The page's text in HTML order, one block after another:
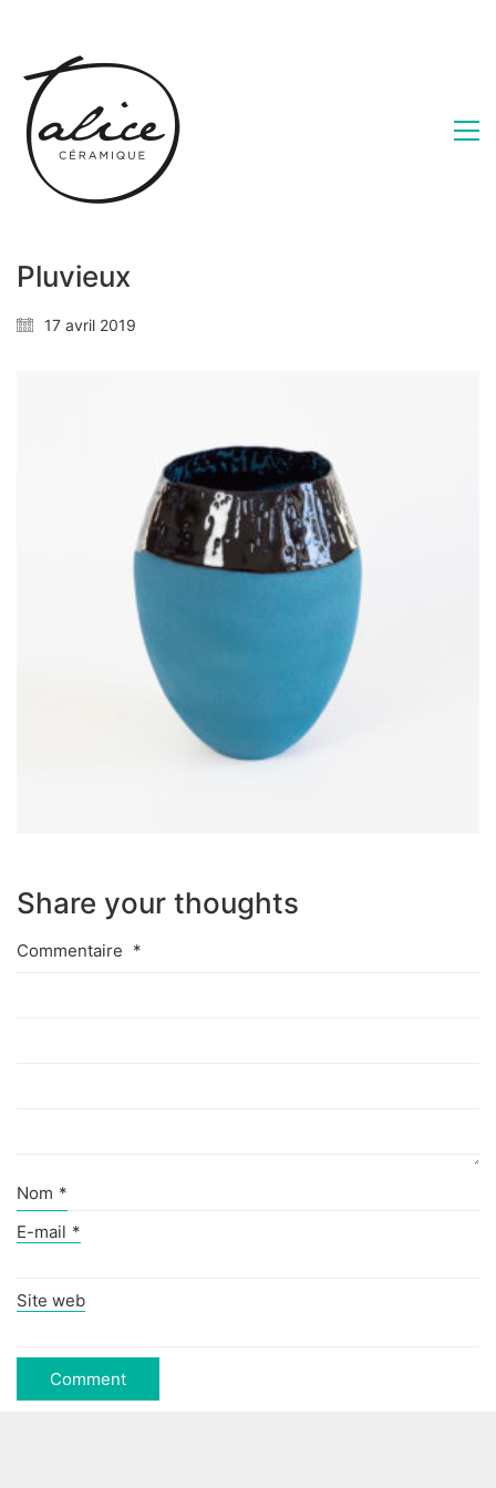
Pluvieux
17 avril 2019
Share your thoughts
Commentaire *
Nom *
E-mail *
Site web